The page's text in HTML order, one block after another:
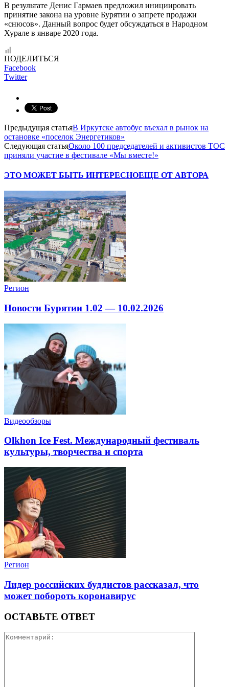
В результате Денис Гармаев предложил инициировать
принятие закона на уровне Бурятии о запрете продажи
«снюсов». Данный вопрос будет обсуждаться в Народном
Хурале в январе 2020 года.
ПОДЕЛИТЬСЯ
Facebook
Twitter
Предыдущая статьяВ Иркутске автобус въехал в рынок на
остановке «поселок Энергетиков»
Следующая статьяОколо 100 председателей и активистов ТОС
приняли участие в фестивале «Мы вместе!»
ЭТО МОЖЕТ БЫТЬ ИНТЕРЕСНОЕЩЕ ОТ АВТОРА
Регион
Новости Бурятии 1.02 — 10.02.2026
Видеообзоры
Olkhon Ice Fest. Международный фестиваль
культуры, творчества и спорта
Регион
Лидер российских буддистов рассказал, что
может побороть коронавирус
ОСТАВЬТЕ ОТВЕТ